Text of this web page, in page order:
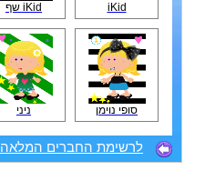
iKid iKid שף
סופי נוימן ניני
לרשימת החברים המלאה